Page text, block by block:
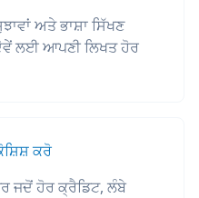
ਅਤੇ ਭਾਸ਼ਾ ਸਿੱਖਣ
ਲਈ ਆਪਣੀ ਲਿਖਤ ਹੋਰ
ਕਰੋ
ਜਦੋਂ ਹੋਰ ਕ੍ਰੈਡਿਟ, ਲੰਬੇ